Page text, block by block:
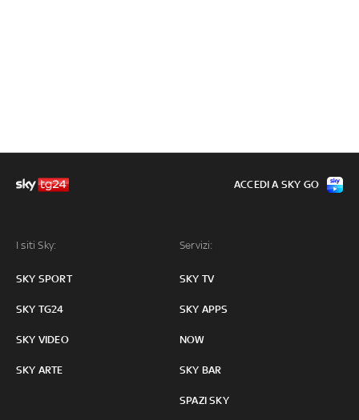
I siti Sky:
SKY SPORT
SKY TG24
SKY VIDEO
SKY ARTE
Servizi:
SKY TV
SKY APPS
NOW
SKY BAR
SPAZI SKY
ACCEDI A SKY GO